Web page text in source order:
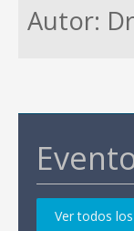
Autor:
Ver todos